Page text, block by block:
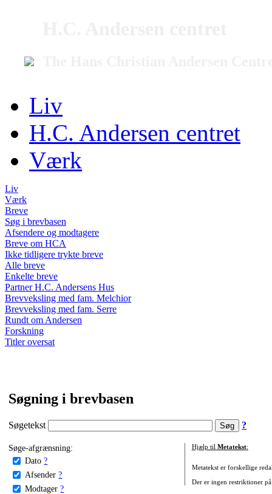
Liv
H.C. Andersen centret
Værk
Liv
Værk
Breve
Søg i brevbasen
Afsendere og modtagere
Breve om HCA
Ikke tidligere trykte breve
Alle breve
Enkelte breve
Partner H.C. Andersens Hus
Brevveksling med fam. Melchior
Brevveksling med fam. Serre
Rundt om Andersen
Forskning
Titler oversat
Søgning i brevbasen
Søgetekst ?
Søge-afgrænsning:
Dato ?
Afsender ?
Modtager ?
Hjælp til Metatekst:
Metatekst er forskellige
Der er ingen restriktioner